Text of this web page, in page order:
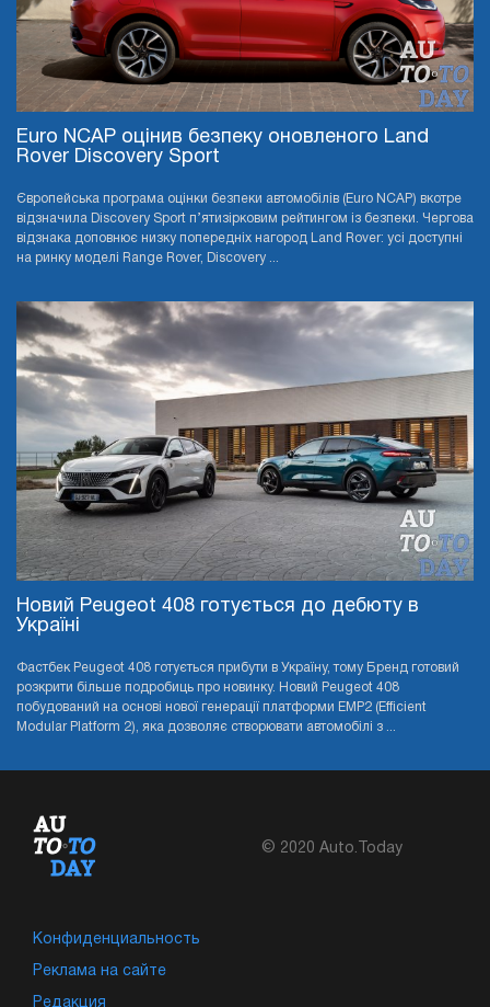
Euro NCAP оцінив безпеку оновленого Land
Rover Discovery Sport
Європейська програма оцінки безпеки автомобілів (Euro NCAP) вкотре
відзначила Discovery Sport п’ятизірковим рейтингом із безпеки. Чергова
відзнака доповнює низку попередніх нагород Land Rover: усі доступні
на ринку моделі Range Rover, Discovery ...
Новий Peugeot 408 готується до дебюту в
Україні
Фастбек Peugeot 408 готується прибути в Україну, тому Бренд готовий
розкрити більше подробиць про новинку. Новий Peugeot 408
побудований на основі нової генерації платформи EMP2 (Efficient
Modular Platform 2), яка дозволяє створювати автомобілі з ...
© 2020 Auto.Today
Конфиденциальность
Реклама на сайте
Редакция